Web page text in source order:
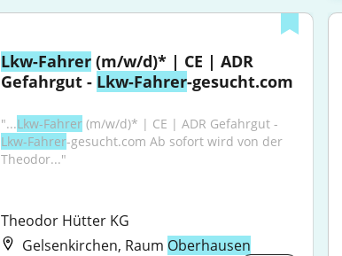
Lkw-Fahrer (m/w/d)* | CE | ADR
Gefahrgut - Lkw-Fahrer-gesucht.com
"...Lkw-Fahrer
Lkw-Fahrer-gesucht.com Ab sofort wird von der
Theodor..."
Theodor Hütter KG
Gelsenkirchen, Raum Oberhausen